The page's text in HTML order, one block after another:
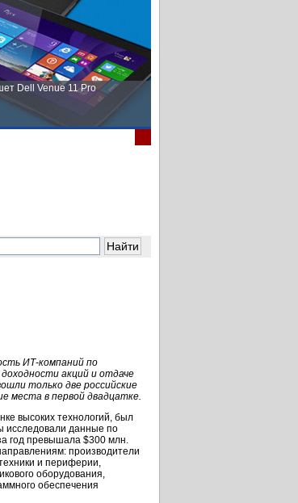
Dell Venue 11 Pro
ИТ-компаний по
акций и отдаче
только две российские
места в первой двадцатке.
высоких технологий, был
исследовали данные по
год превышала $300 млн.
производители
и периферии,
оборудования,
обеспечения